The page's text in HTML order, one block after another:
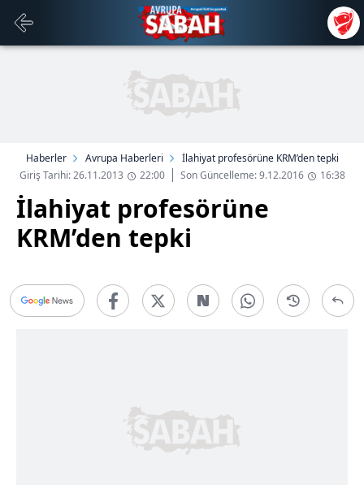
Haberler Avrupa Haberleri
İlahiyat profesörüne KRM’den tepki
Giriş Tarihi: 26.11.2013
22:00 Son Güncelleme: 9.12.2016 16:38
İlahiyat profesörüne
KRM’den tepki